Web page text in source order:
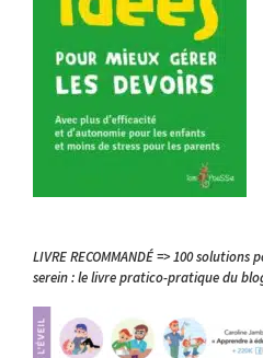
LIVRE RECOMMANDÉ => 100
serein : le livre pratico-pratique du